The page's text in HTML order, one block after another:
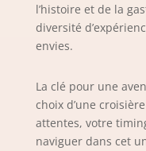
l’histoire et de la
diversité
envies.
La clé pour une
choix d’une
attentes, votre
naviguer dans cet